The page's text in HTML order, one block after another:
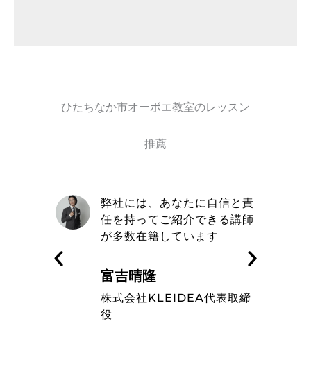
ひたちなか市オーボエ教室のレッスン
推薦
取材を通してトミヨシオーボ
エ教室の信念や在籍している
ミュージシャンのレベルの高
藤波辰爾
タレント